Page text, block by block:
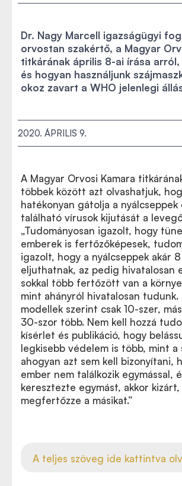
Dr. Nagy Marcell igazságügyi
orvostan szakértő, a Magyar
titkárának április 8-ai írása
és hogyan használjunk
okoz zavart a WHO jelenlegi
2020. ÁPRILIS 9.
A Magyar Orvosi Kamara
többek között azt olvashatjuk,
hatékonyan gátolja a nyálcseppek
található vírusok kijutását a
„Tudományosan igazolt, hogy
emberek is fertőzőképesek,
igazolt, hogy a nyálcseppek akár
eljuthatnak, az pedig hivatalosan
sokkal több fertőzött van a
mint ahányról hivatalosan tudunk.
modellek szerint csak 10-szer,
30-szor több. Nem kell hozzá
kísérlet és publikáció, hogy
legkisebb védelem is több, mint a
ahogyan azt sem kell bizonyítani,
ember nem találkozik egymással,
keresztezte egymást, akkor
megfertőzze a másikat.”
A teljes szöveg ide kattintva